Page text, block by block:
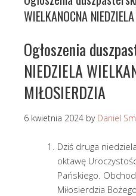
WIELKANOCNA
Ogłoszenia
NIEDZIELA
MIŁOSIERDZIA
6 kwietnia 2024 by Daniel
Dziś druga
oktawę
Pańskiego.
Miłosierdzia